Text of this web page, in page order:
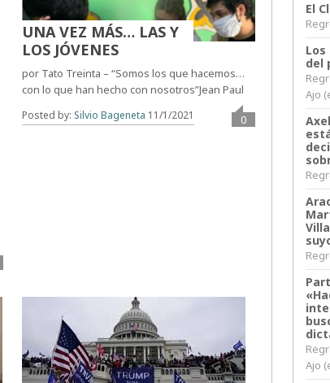
UNA VEZ MÁS… LAS Y
LOS JÓVENES
por Tato Treinta – “Somos los que hacemos…
con lo que han hecho con nosotros”Jean Paul
Posted by: Silvio Bageneta 11/1/2021 0
El
Los
del
Ajo
Ajo